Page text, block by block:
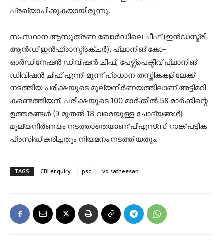
പ്രഖ്യാപിക്കുകയായിരുന്നു.
സംസ്ഥാന ആസൂത്രണ ബോർഡിലെ ചീഫ് (ഇൻഡസ്ട്രി
ആൻഡ് ഇൻഫ്രാസ്ട്രക്ചർ), പ്ലാനിങ് കോ-
ഓർഡിനേഷൻ ഡിവിഷൻ ചീഫ്, പേഴ്സ്പെക്ടീവ് പ്ലാനിങ്
ഡിവിഷൻ ചീഫ് എന്നീ മൂന്ന് പ്രധാന തസ്തികകളിലേക്ക്
നടത്തിയ പരീക്ഷയുടെ മൂല്യനിർണയത്തിലാണ് അട്ടിമറി
കണ്ടെത്തിയത്. പരീക്ഷയുടെ 100 മാർക്കിൽ 58 മാർക്കിന്റെ
ഉത്തരങ്ങൾ (9 മുതൽ 18 വരെയുള്ള ചോദ്യങ്ങൾ)
മൂല്യനിർണയം നടത്താതെയാണ് പിഎസ്‌സി റാങ്ക് പട്ടിക
പ്രസിദ്ധീകരിച്ചതും നിയമനം നടത്തിയതും.
TAGS CBI enquiry psc vd satheesan